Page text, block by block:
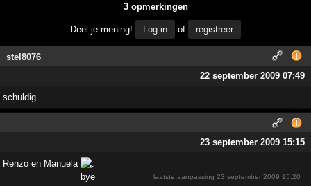
3 opmerkingen
Deel je mening! Log in of registreer
stel8076
22 september 2009 07:49
schuldig
23 september 2009 15:15
Renzo en Manuela
laatste aanpassing23 september 2009 15:20